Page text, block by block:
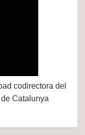
codirectora del
Catalunya